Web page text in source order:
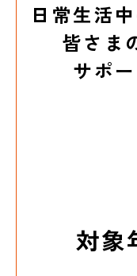
日常生活
皆さま
サポ
対象